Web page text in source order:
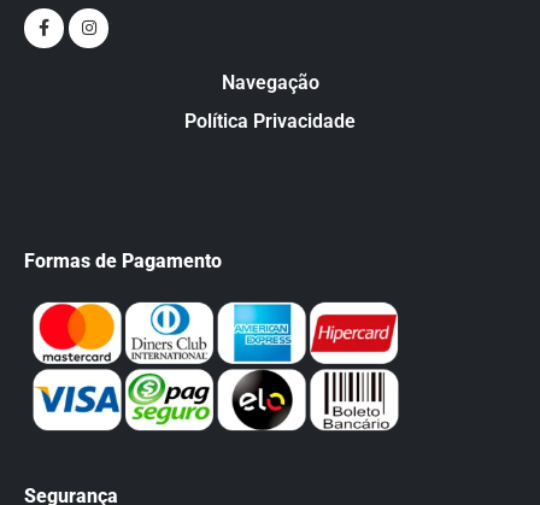
Navegação
Política Privacidade
Formas de Pagamento
Segurança